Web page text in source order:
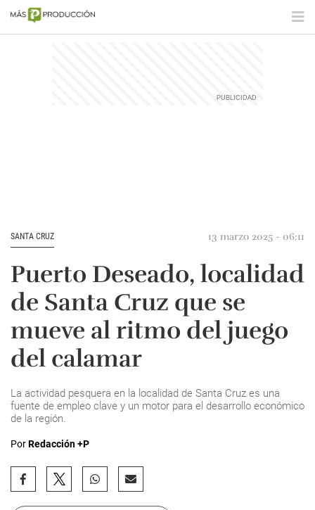
SANTA CRUZ 13 marzo 2025 - 06:11
Puerto Deseado, localidad
de Santa Cruz que se
mueve al ritmo del juego
del calamar
La actividad pesquera en la localidad de Santa Cruz es una
fuente de empleo clave y un motor para el desarrollo económico
de la región.
PorRedacción +P